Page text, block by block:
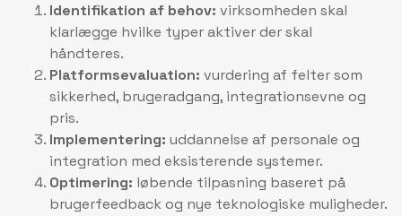
Identifikation af behov: virksomheden skal
klarlægge hvilke typer aktiver der skal
håndteres.
Platformsevaluation: vurdering af felter som
sikkerhed, brugeradgang, integrationsevne og
pris.
Implementering: uddannelse af personale og
integration med eksisterende systemer.
Optimering: løbende tilpasning baseret på
brugerfeedback og nye teknologiske muligheder.